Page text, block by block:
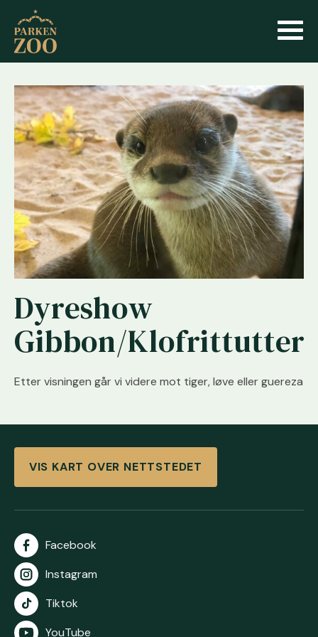
Dyreshow
Gibbon/Klofrittutter
Etter visningen går vi videre mot tiger, løve eller guereza
VIS KART OVER NETTSTEDET
Facebook
Instagram
Tiktok
YouTube